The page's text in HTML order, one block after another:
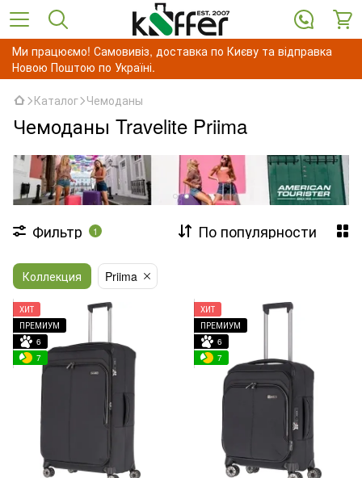
Ми працюємо! Самовивіз, доставка по Києву та відправка
Новою Поштою по Україні.
Каталог Чемоданы
Чемоданы Travelite Priima
Фильтр 1 По популярности
Коллекция Priima
ХИТ
ПРЕМИУМ
6
7
ХИТ
ПРЕМИУМ
6
7